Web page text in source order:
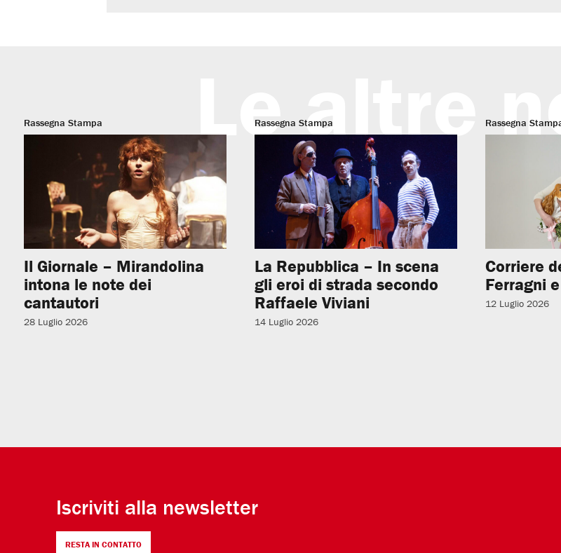
Le altre
Rassegna Stampa
Il Giornale – Mirandolina
intona le note dei
cantautori
28 Luglio 2026
Rassegna Stampa
La Repubblica – In scena
gli eroi di strada secondo
Raffaele Viviani
14 Luglio 2026
Rassegna
Corriere
Ferragni
12 Luglio 2026
Iscriviti alla newsletter
RESTA IN CONTATTO